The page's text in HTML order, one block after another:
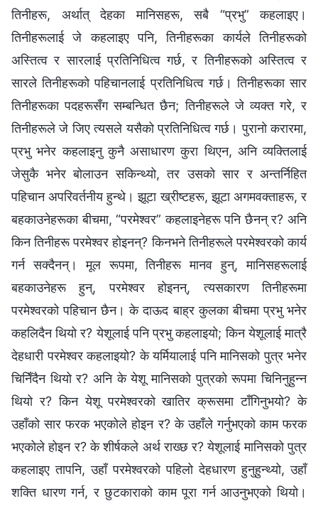
तिनीहरू, अर्थात् देहका मानिसहरू, सबै “प्रभु” कहलाइए।
तिनीहरूलाई जे कहलाइए पनि, तिनीहरूका कार्यले तिनीहरूको
अस्तित्व र सारलाई प्रतिनिधित्व गर्छ, र तिनीहरूको अस्तित्व र
सारले तिनीहरूको पहिचानलाई प्रतिनिधित्व गर्छ। तिनीहरूका सार
तिनीहरूका पदहरूसँग सम्‍बन्धित छैन; तिनीहरूले जे व्यक्त गरे, र
तिनीहरूले जे जिए त्यसले यसैको प्रतिनिधित्व गर्छ। पुरानो करारमा,
प्रभु भनेर कहलाइनु कुनै असाधारण कुरा थिएन, अनि व्यक्तिलाई
जेसुकै भनेर बोलाउन सकिन्थ्यो, तर उसको सार र अन्तर्निहित
पहिचान अपरिवर्तनीय हुन्थे। झूटा ख्रीष्टहरू, झूटा अगमवक्ताहरू, र
बहकाउनेहरूका बीचमा, “परमेश्‍वर” कहलाइनेहरू पनि छैनन् र? अनि
किन तिनीहरू परमेश्‍वर होइनन्? किनभने तिनीहरूले परमेश्‍वरको कार्य
गर्न सक्दैनन्। मूल रूपमा, तिनीहरू मानव हुन्, मानिसहरूलाई
बहकाउनेहरू हुन्, परमेश्‍वर होइनन्, त्यसकारण तिनीहरूमा
परमेश्‍वरको पहिचान छैन। के दाऊद बाह्र कुलका बीचमा प्रभु भनेर
कहलिदैन थियो र? येशूलाई पनि प्रभु कहलाइयो; किन येशूलाई मात्रै
देहधारी परमेश्‍वर कहलाइयो? के यर्मियालाई पनि मानिसको पुत्र भनेर
चिनिँदैन थियो र? अनि के येशू मानिसको पुत्रको रूपमा चिनिनुहुन्‍न
थियो र? किन येशू परमेश्‍वरको खातिर क्रूसमा टाँगिनुभयो? के
उहाँको सार फरक भएकोले होइन र? के उहाँले गर्नुभएको काम फरक
भएकोले होइन र? के शीर्षकले अर्थ राख्छ र? येशूलाई मानिसको पुत्र
कहलाइए तापनि, उहाँ परमेश्‍वरको पहिलो देहधारण हुनुहुन्थ्यो, उहाँ
शक्ति धारण गर्न, र छुटकाराको काम पूरा गर्न आउनुभएको थियो।